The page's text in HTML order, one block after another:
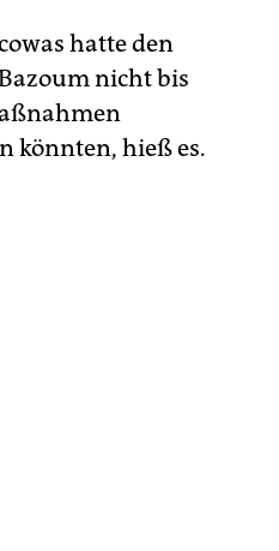
hatte den
nicht bis
könnten, hieß es.